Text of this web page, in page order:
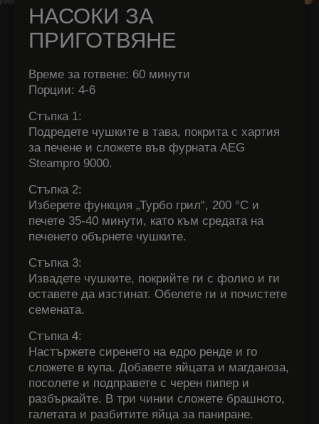
НАСОКИ ЗА
ПРИГОТВЯНЕ
Време за готвене: 60 минути
Порции: 4-6
Стъпка 1:
Подредете чушките в тава, покрита с хартия
за печене и сложете във фурната AEG
Steampro 9000.
Стъпка 2:
Изберете функция „Турбо грил“, 200 °C и
печете 35-40 минути, като към средата на
печенето обърнете чушките.
Стъпка 3:
Извадете чушките, покрийте ги с фолио и ги
оставете да изстинат. Обелете ги и почистете
семената.
Стъпка 4:
Настържете сиренето на едро ренде и го
сложете в купа. Добавете яйцата и магданоза,
посолете и подправете с черен пипер и
разбъркайте. В три чинии сложете брашното,
галетата и разбитите яйца за паниране.